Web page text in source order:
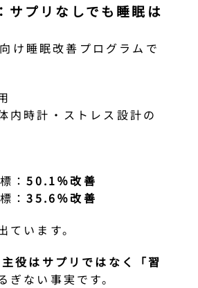
サプリなしでも睡眠は
け睡眠改善プログラムで
内時計・ストレス設計の
：50.1％改善
：35.6％改善
ています。
役はサプリではなく「習
ぎない事実です。